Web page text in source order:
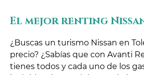
El mejor renting
¿Buscas un turismo Nissan en
precio? ¿Sabías que con Avanti
tienes todos y cada uno de los